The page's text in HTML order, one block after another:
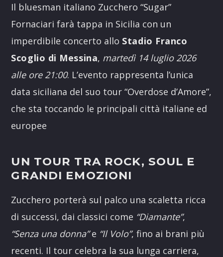
Il bluesman italiano Zucchero “Sugar”
Fornaciari farà tappa in Sicilia con un
imperdibile concerto allo Stadio Franco
Scoglio di Messina, martedì 14 luglio 2026
alle ore 21:00. L’evento rappresenta l’unica
data siciliana del suo tour “Overdose d’Amore”,
che sta toccando le principali città italiane ed
europee
UN TOUR TRA ROCK, SOUL E
GRANDI EMOZIONI
Zucchero porterà sul palco una scaletta ricca
di successi, dai classici come “Diamante”,
“Senza una donna”e “Il Volo”, fino ai brani più
recenti. Il tour celebra la sua lunga carriera,